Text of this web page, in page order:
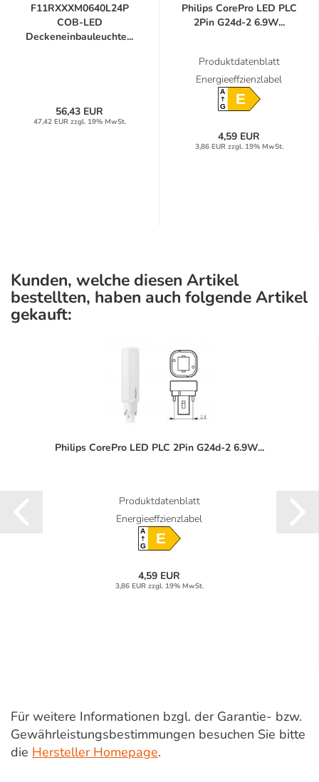
F11RXXXM0640L24P
COB-LED
Deckeneinbauleuchte...
56,43 EUR
47,42 EUR zzgl. 19% MwSt.
Philips CorePro LED PLC
2Pin G24d-2 6.9W...
Produktdatenblatt
Energieeffzienzlabel
A
GE
4,59 EUR
3,86 EUR zzgl. 19% MwSt.
Kunden, welche diesen Artikel
bestellten, haben auch folgende Artikel
gekauft:
Philips CorePro LED PLC 2Pin G24d-2 6.9W...
Produktdatenblatt
Energieeffzienzlabel
A
GE
4,59 EUR
3,86 EUR zzgl. 19% MwSt.
Für weitere Informationen bzgl. der Garantie- bzw.
Gewährleistungsbestimmungen besuchen Sie bitte
die Hersteller Homepage.